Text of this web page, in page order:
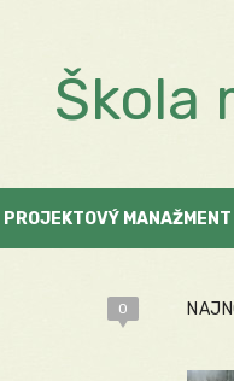
Škola
PROJEKTOVÝ MANAŽMENT
0